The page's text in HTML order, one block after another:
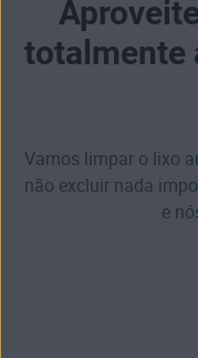
totalmente
Vamos limpar o lixo
não excluir nada
e